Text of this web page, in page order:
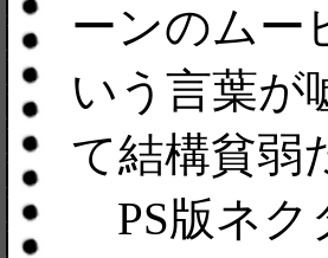
ーンのムー
いう言葉が
て結構貧弱
PS版ネク